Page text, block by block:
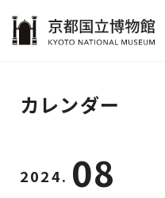
カレンダー
2024. 08